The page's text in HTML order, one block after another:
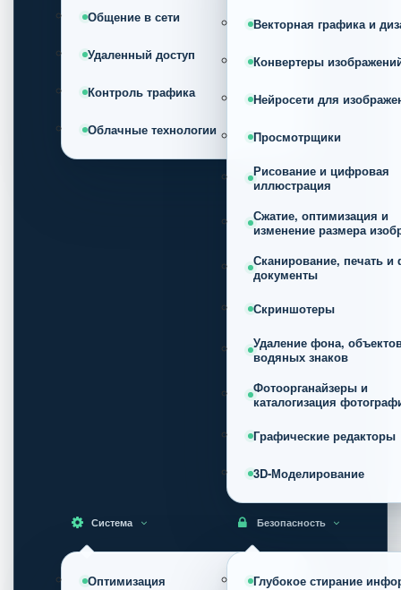
Общение в сети
Удаленный доступ
Контроль трафика
Облачные технологии
Векторная графика и
Конвертеры
Нейросети для
Просмотрщики
Рисование и цифровая
иллюстрация
Сжатие, оптимизация и
изменение размера
Сканирование, печать и
документы
Скриншотеры
Удаление фона,
водяных знаков
Фотоорганайзеры и
каталогизация
Графические редакторы
3D-Моделирование
Система
Оптимизация
Безопасность
Глубокое стирание